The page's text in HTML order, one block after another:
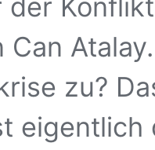
der
Can
zu?